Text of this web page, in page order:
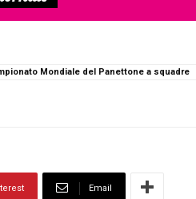
Mondiale del Panettone a squadre
Email